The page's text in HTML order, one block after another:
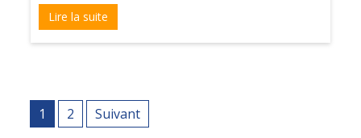
Lire la suite
Navigation
des
1 2 Suivant